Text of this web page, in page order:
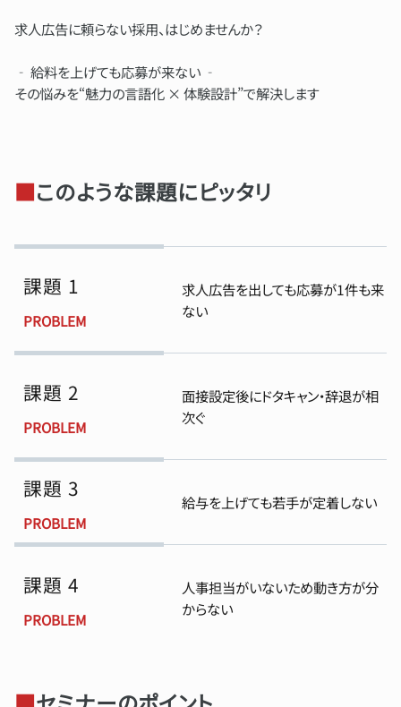
求人広告に頼らない採用、はじめませんか？
‐ 給料を上げても応募が来ない ‐
その悩みを“魅力の言語化 × 体験設計”で解決します
■このような課題にピッタリ
課題 1
PROBLEM
求人広告を出しても応募が1件も来
ない
課題 2
PROBLEM
面接設定後にドタキャン・辞退が相
次ぐ
課題 3
PROBLEM
給与を上げても若手が定着しない
課題 4
PROBLEM
人事担当がいないため動き方が分
からない